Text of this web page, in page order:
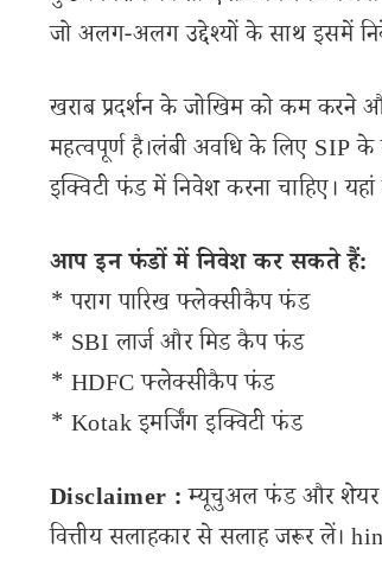
जो अलग-अलग उद्देश्यों के साथ इसमें
खराब प्रदर्शन के जोखिम को कम करने
महत्वपूर्ण है।लंबी अवधि के लिए SIP
इक्विटी फंड में निवेश करना चाहिए।
आप इन फंडों में निवेश कर सकते हैं:
* पराग पारिख फ्लेक्सीकैप फंड
* SBI लार्ज और मिड कैप फंड
* HDFC फ्लेक्सीकैप फंड
* Kotak इमर्जिंग इक्विटी फंड
Disclaimer :म्यूचुअल फंड और शेयर
वित्तीय सलाहकार से सलाह जरूर लें।